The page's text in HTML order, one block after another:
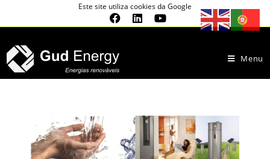
Este site utiliza cookies da Google
Menu